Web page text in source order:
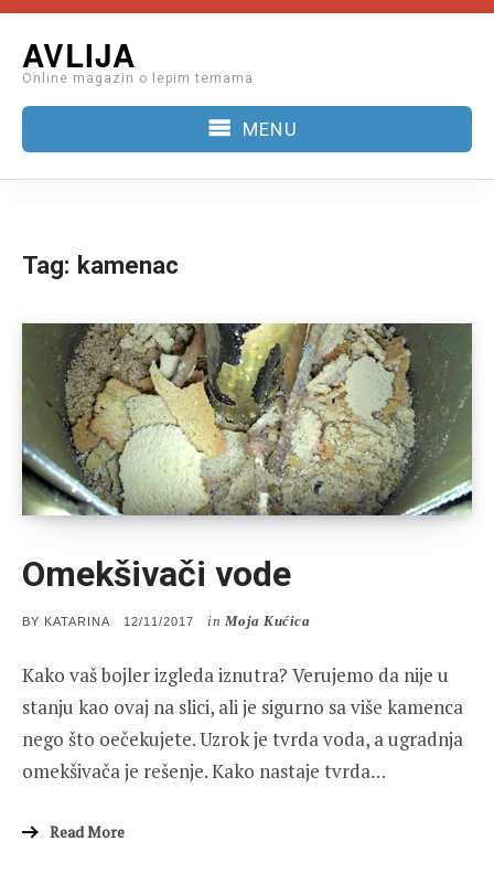
content
AVLIJA
Online magazin o lepim temama
MENU
Tag: kamenac
Omekšivači vode
BY KATARINA
POSTED
12/11/2017 in Moja Kućica
Kako vaš bojler izgleda iznutra? Verujemo da nije u
stanju kao ovaj na slici, ali je sigurno sa više kamenca
nego što oečekujete. Uzrok je tvrda voda, a ugradnja
omekšivača je rešenje. Kako nastaje tvrda…
Read More